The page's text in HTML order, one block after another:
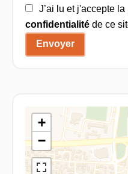
J’ai lu et j'accepte la
confidentialitéde ce
Envoyer
+
−